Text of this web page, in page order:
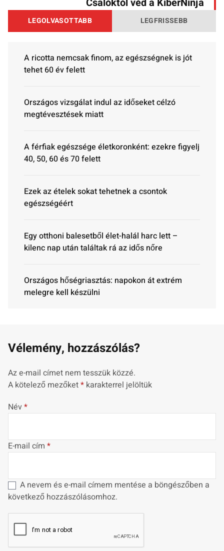
LEGOLVASOTTABB LEGFRISSEBB
A ricotta nemcsak finom, az egészségnek is jót
tehet 60 év felett
Országos vizsgálat indul az időseket célzó
megtévesztések miatt
A férfiak egészsége életkoronként: ezekre figyelj
40, 50, 60 és 70 felett
Ezek az ételek sokat tehetnek a csontok
egészségéért
Egy otthoni balesetből élet-halál harc lett –
kilenc nap után találtak rá az idős nőre
Országos hőségriasztás: napokon át extrém
melegre kell készülni
Vélemény, hozzászólás?
Az e-mail címet nem tesszük közzé.
A kötelező mezőket* karakterrel jelöltük
Név*
E-mail cím *
A nevem és e-mail címem mentése a böngészőben a
következő hozzászólásomhoz.